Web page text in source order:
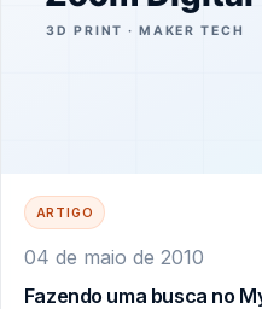
ARTIGO
04 de maio de 2010
Fazendo uma busca no